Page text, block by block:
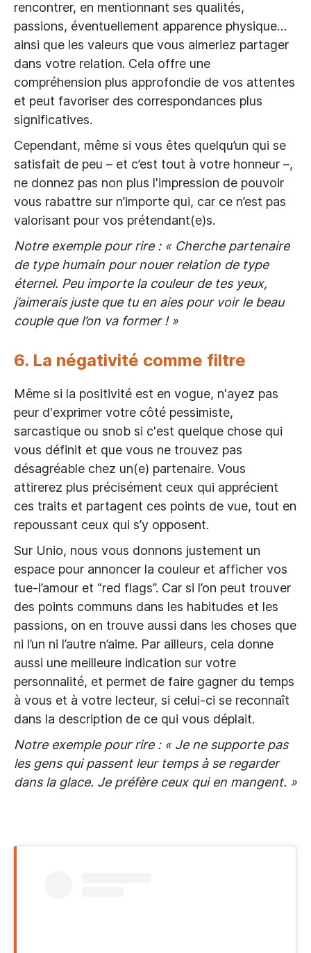
rencontrer, en mentionnant ses qualités,
passions, éventuellement apparence physique…
ainsi que les valeurs que vous aimeriez partager
dans votre relation. Cela offre une
compréhension plus approfondie de vos attentes
et peut favoriser des correspondances plus
significatives.
Cependant, même si vous êtes quelqu’un qui se
satisfait de peu – et c’est tout à votre honneur –,
ne donnez pas non plus l'impression de pouvoir
vous rabattre sur n’importe qui, car ce n’est pas
valorisant pour vos prétendant(e)s.
Notre exemple pour rire : « Cherche partenaire
de type humain pour nouer relation de type
éternel. Peu importe la couleur de tes yeux,
j’aimerais juste que tu en aies pour voir le beau
couple que l’on va former ! »
6. La négativité comme filtre
Même si la positivité est en vogue, n'ayez pas
peur d'exprimer votre côté pessimiste,
sarcastique ou snob si c'est quelque chose qui
vous définit et que vous ne trouvez pas
désagréable chez un(e) partenaire. Vous
attirerez plus précisément ceux qui apprécient
ces traits et partagent ces points de vue, tout en
repoussant ceux qui s’y opposent.
Sur Unio, nous vous donnons justement un
espace pour annoncer la couleur et afficher vos
tue-l’amour et “red flags”. Car si l’on peut trouver
des points communs dans les habitudes et les
passions, on en trouve aussi dans les choses que
ni l’un ni l’autre n’aime. Par ailleurs, cela donne
aussi une meilleure indication sur votre
personnalité, et permet de faire gagner du temps
à vous et à votre lecteur, si celui-ci se reconnaît
dans la description de ce qui vous déplait.
Notre exemple pour rire : « Je ne supporte pas
les gens qui passent leur temps à se regarder
dans la glace. Je préfère ceux qui en mangent. »